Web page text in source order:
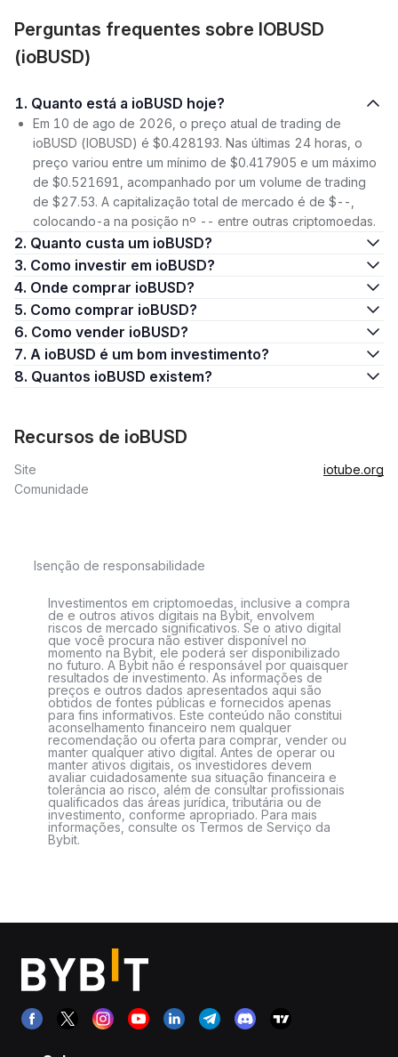
Perguntas frequentes sobre IOBUSD
(ioBUSD)
1. Quanto está a ioBUSD hoje?
Em 10 de ago de 2026, o preço atual de trading de
ioBUSD (IOBUSD) é $0.428193. Nas últimas 24 horas, o
preço variou entre um mínimo de $0.417905 e um máximo
de $0.521691, acompanhado por um volume de trading
de $27.53. A capitalização total de mercado é de $--,
colocando-a na posição nº -- entre outras criptomoedas.
2. Quanto custa um ioBUSD?
3. Como investir em ioBUSD?
4. Onde comprar ioBUSD?
5. Como comprar ioBUSD?
6. Como vender ioBUSD?
7. A ioBUSD é um bom investimento?
8. Quantos ioBUSD existem?
Recursos de ioBUSD
Site
iotube.org
Comunidade
Isenção de responsabilidade
Investimentos em criptomoedas, inclusive a compra
de e outros ativos digitais na Bybit, envolvem
riscos de mercado significativos. Se o ativo digital
que você procura não estiver disponível no
momento na Bybit, ele poderá ser disponibilizado
no futuro. A Bybit não é responsável por quaisquer
resultados de investimento. As informações de
preços e outros dados apresentados aqui são
obtidos de fontes públicas e fornecidos apenas
para fins informativos. Este conteúdo não constitui
aconselhamento financeiro nem qualquer
recomendação ou oferta para comprar, vender ou
manter qualquer ativo digital. Antes de operar ou
manter ativos digitais, os investidores devem
avaliar cuidadosamente sua situação financeira e
tolerância ao risco, além de consultar profissionais
qualificados das áreas jurídica, tributária ou de
investimento, conforme apropriado. Para mais
informações, consulte os Termos de Serviço da
Bybit.